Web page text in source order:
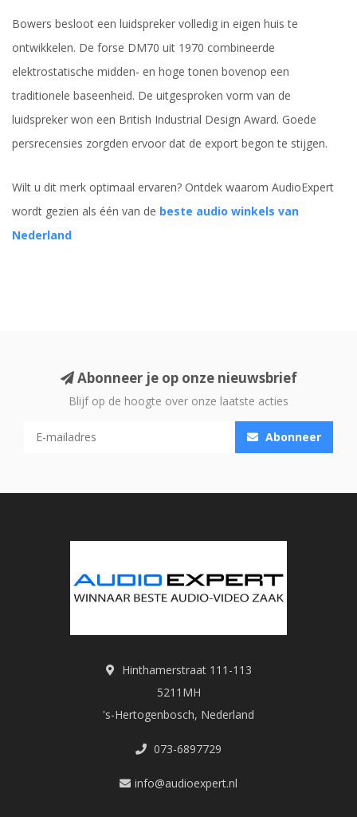
Bowers besloot een luidspreker volledig in eigen huis te
ontwikkelen. De forse DM70 uit 1970 combineerde
elektrostatische midden- en hoge tonen bovenop een
traditionele baseenheid. De uitgesproken vorm van de
luidspreker won een British Industrial Design Award. Goede
persrecensies zorgden ervoor dat de export begon te stijgen.
Wilt u dit merk optimaal ervaren? Ontdek waarom AudioExpert
wordt gezien als één van de beste audio winkels van
Nederland
Abonneer je op onze nieuwsbrief
Blijf op de hoogte over onze laatste acties
Abonneer
Hinthamerstraat 111-113
5211MH
's-Hertogenbosch, Nederland
073-6897729
info@audioexpert.nl